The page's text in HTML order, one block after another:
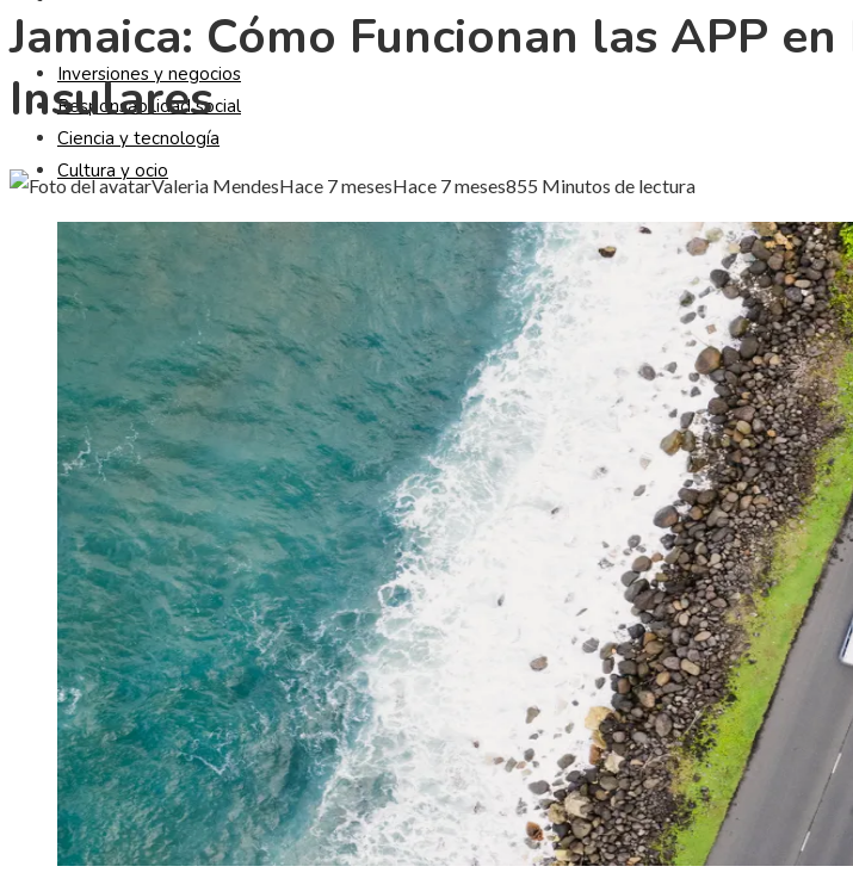
Inversiones y negocios
Responsabilidad social
Ciencia y tecnología
Cultura y ocio
Jamaica: Cómo Funcionan las APP
Insulares
Valeria MendesHace 7 mesesHace 7 meses855 Minutos de lectura